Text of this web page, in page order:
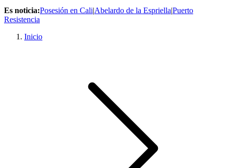
Es noticia:Posesión en Cali|Abelardo de la Espriella|Puerto
Resistencia
Inicio